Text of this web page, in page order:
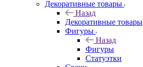
Декоративные товары
Назад
Декоративные товары
Фигуры
Назад
Фигуры
Статуэтки